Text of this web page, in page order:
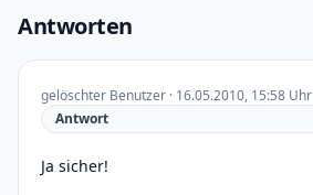
Antworten
gelöschter Benutzer · 16.05.2010, 15:58 Uhr
Antwort
Ja sicher!